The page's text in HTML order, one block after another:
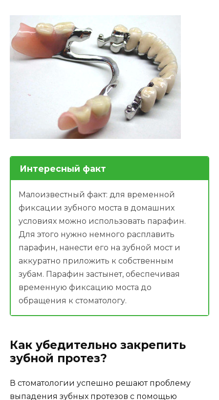
Интересный факт
Малоизвестный факт: для временной
фиксации зубного моста в домашних
условиях можно использовать парафин.
Для этого нужно немного расплавить
парафин, нанести его на зубной мост и
аккуратно приложить к собственным
зубам. Парафин застынет, обеспечивая
временную фиксацию моста до
обращения к стоматологу.
Как убедительно закрепить
зубной протез?
В стоматологии успешно решают проблему
выпадения зубных протезов с помощью